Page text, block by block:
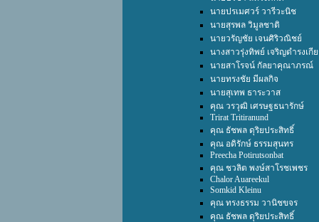
นายปรเมศวร์ วารีวะนิช
นายสุรพล วิมูลชาติ
นายวรัญชัย เจนศิริวณิชย์
นางสาวรุ่งทิพย์ เจริญดำรงเกี
นายสาโรจน์ กัลยาคุณาภรณ์
นายทรงชัย มีผลกิจ
นายสุเทพ ธาระวาส
คุณ วรวุฒิ เศรษฐธนารักษ์
Trirat Tritiranund
คุณ ธัชพล ดุริยประสิทธิ์
คุณ อดิรักษ์ ธรรมสุนทร
Preecha Potirutsonbat
คุณ ชวลิต พงษ์สาโรชเพชร
Chalor Auareekul
Somkid Kleinu
คุณ ทรงธรรม วานิชขจร
คุณ ธัชพล ดุริยประสิทธิ์